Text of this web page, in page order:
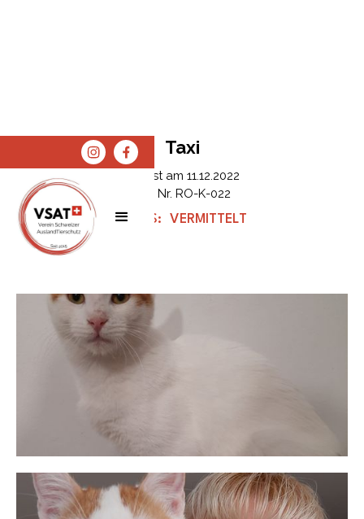
SPENDEN
SHOP
Taxi
Erfasst am 11.12.2022
Tier Nr. RO-K-022
STATUS: VERMITTELT